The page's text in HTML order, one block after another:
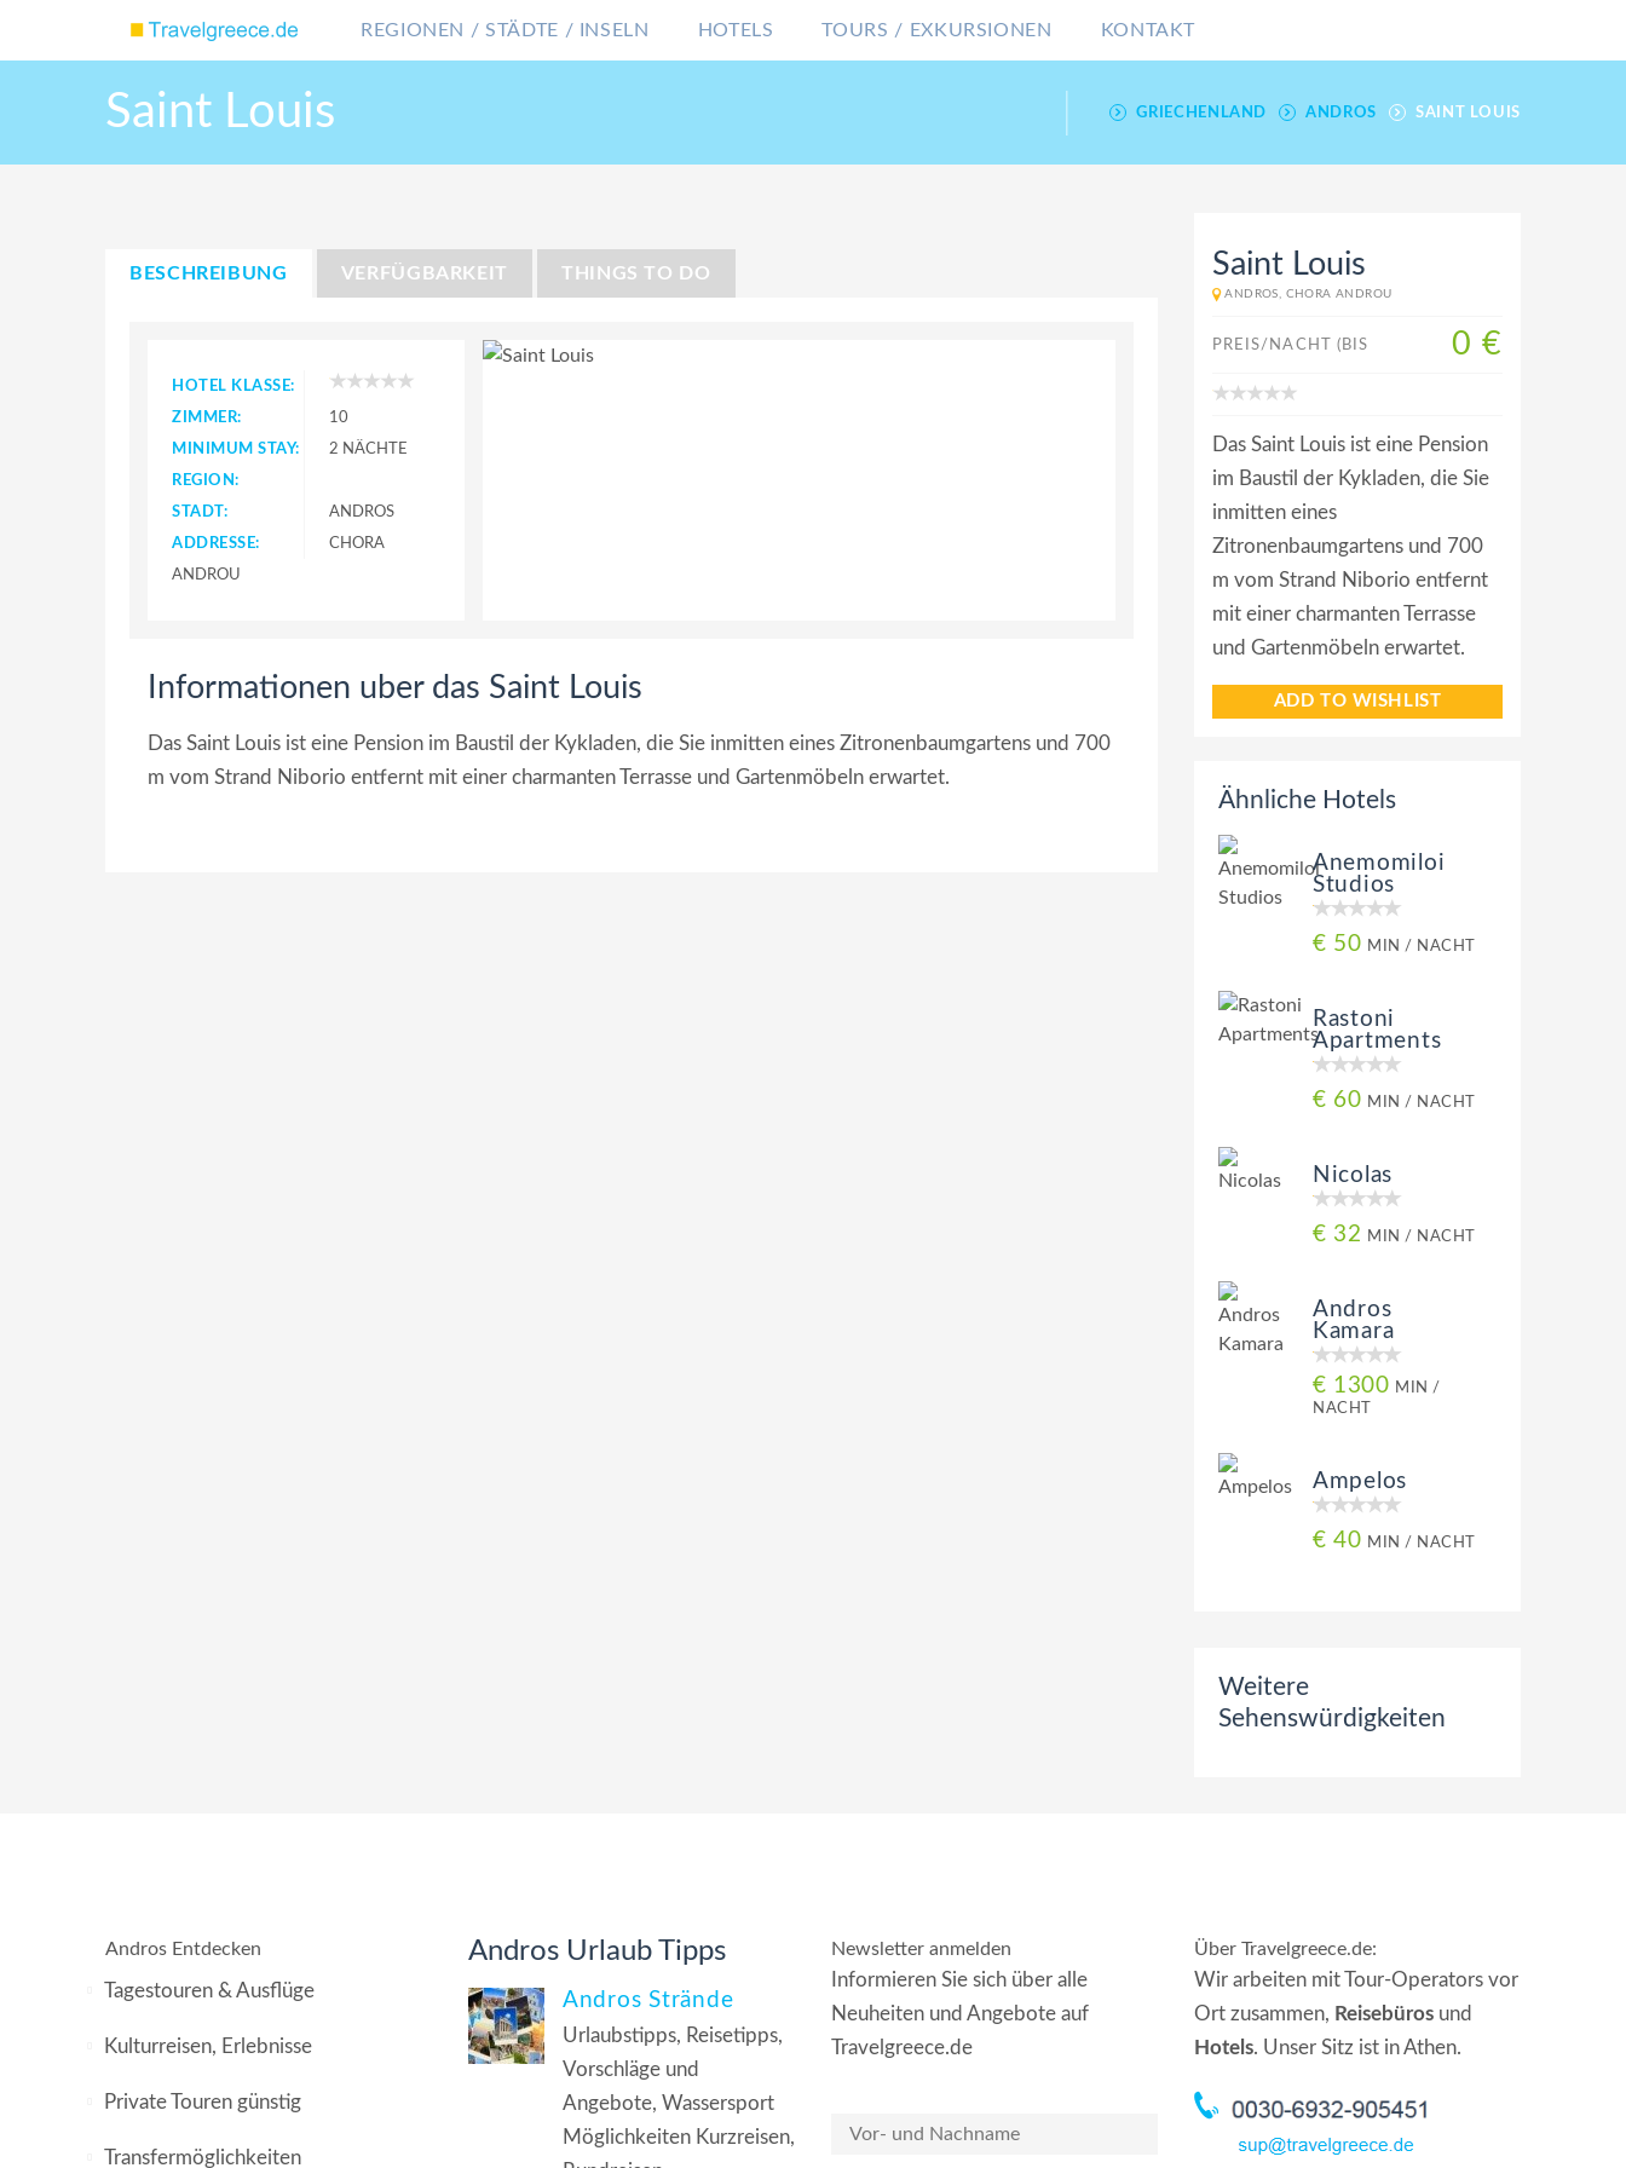
REGIONEN / STÄDTE / INSELN HOTELS TOURS / EXKURSIONEN KONTAKT
Saint Louis GRIECHENLAND ANDROS SAINT LOUIS
BESCHREIBUNG VERFÜGBARKEIT THINGS TO DO
HOTEL KLASSE:
ZIMMER:
10
MINIMUM STAY:
2 NÄCHTE
REGION:
STADT:
ANDROS
ADDRESSE:
CHORA
ANDROU
Informationen uber das Saint Louis
Das Saint Louis ist eine Pension im Baustil der Kykladen, die Sie inmitten eines Zitronenbaumgartens und 700
m vom Strand Niborio entfernt mit einer charmanten Terrasse und Gartenmöbeln erwartet.
Saint Louis
ANDROS, CHORA ANDROU
PREIS/NACHT (BIS 0 €
Das Saint Louis ist eine Pension
im Baustil der Kykladen, die Sie
inmitten eines
Zitronenbaumgartens und 700
m vom Strand Niborio entfernt
mit einer charmanten Terrasse
und Gartenmöbeln erwartet.
ADD TO WISHLIST
Ähnliche Hotels
Anemomiloi
Studios
€ 50 MIN / NACHT
Rastoni
Apartments
€ 60 MIN / NACHT
Nicolas
€ 32 MIN / NACHT
Andros
Kamara
€ 1300 MIN /
NACHT
Ampelos
€ 40 MIN / NACHT
Weitere
Sehenswürdigkeiten
Andros Entdecken
Tagestouren & Ausflüge
Kulturreisen, Erlebnisse
Private Touren günstig
Transfermöglichkeiten
Andros Urlaub Tipps
Andros Strände
Urlaubstipps, Reisetipps,
Vorschläge und
Angebote, Wassersport
Möglichkeiten Kurzreisen,
Newsletter anmelden
Informieren Sie sich über alle
Neuheiten und Angebote auf
Travelgreece.de
Über Travelgreece.de:
Wir arbeiten mit Tour-Operators vor
Ort zusammen, Reisebüros und
Hotels. Unser Sitz ist in Athen.